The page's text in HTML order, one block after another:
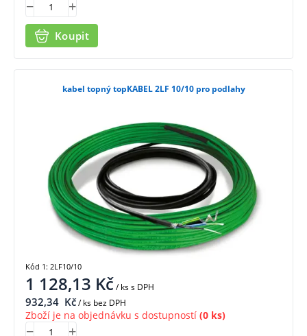
Koupit
kabel topný topKABEL 2LF 10/10 pro podlahy
1 128,13 Kč/ kss DPH
932,34 Kč/ ks bez DPH
Zboží je na objednávku s dostupností (0 ks)
Kód 1: 2LF10/10